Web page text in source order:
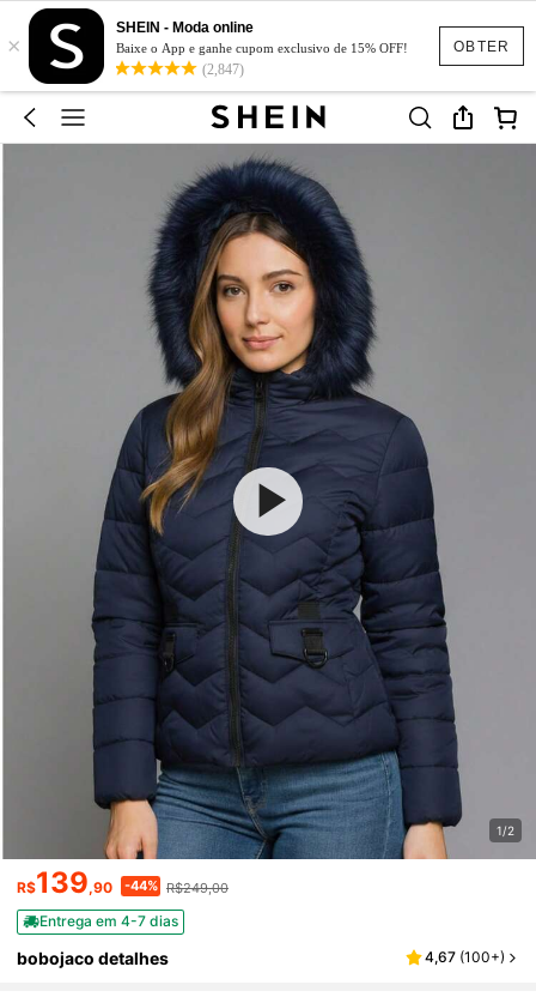
OBTER
×
SHEIN - Moda online
Baixe o App e ganhe cupom exclusivo de 15% OFF!
(2,847)
1/2
R$139,90 -44% R$249,00
Entrega em 4-7 dias
bobojaco detalhes 4,67 (100+)